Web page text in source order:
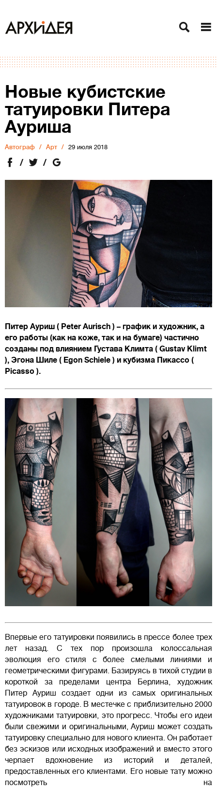
Новые кубистские
татуировки Питера
Ауриша
Автограф Арт 29 июля 2018
Питер Ауриш ( Peter Aurisch ) – график и художник, а
его работы (как на коже, так и на бумаге) частично
созданы под влиянием Густава Климта ( Gustav Klimt
), Эгона Шиле ( Egon Schiele ) и кубизма Пикассо (
Picasso ).
Впервые его татуировки появились в прессе более трех
лет назад. С тех пор произошла колоссальная
эволюция его стиля с более смелыми линиями и
геометрическими фигурами. Базируясь в тихой студии в
короткой за пределами центра Берлина, художник
Питер Ауриш создает одни из самых оригинальных
татуировок в городе. В местечке с приблизительно 2000
художниками татуировки, это прогресс. Чтобы его идеи
были свежими и оригинальными, Ауриш может создать
татуировку специально для нового клиента. Он работает
без эскизов или исходных изображений и вместо этого
черпает вдохновение из историй и деталей,
предоставленных его клиентами. Его новые тату можно
посмотреть на